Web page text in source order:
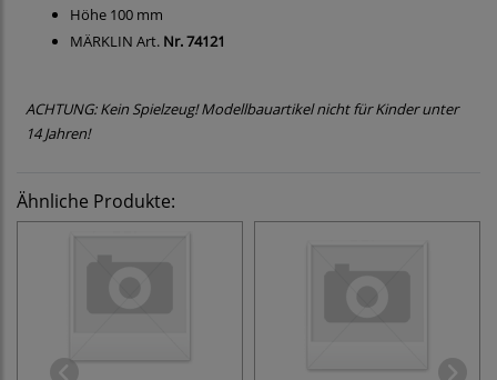
Höhe 100 mm
MÄRKLIN Art. Nr. 74121
ACHTUNG: Kein Spielzeug! Modellbauartikel nicht für Kinder unter
14 Jahren!
Ähnliche Produkte: